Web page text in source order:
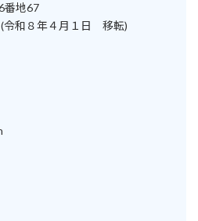
番地67
令和８年４月１日 移転)